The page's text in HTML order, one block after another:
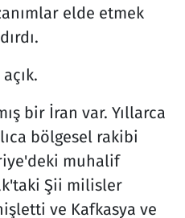
elde etmek
bir İran var. Yıllarca
bölgesel rakibi
muhalif
Şii milisler
ve Kafkasya ve